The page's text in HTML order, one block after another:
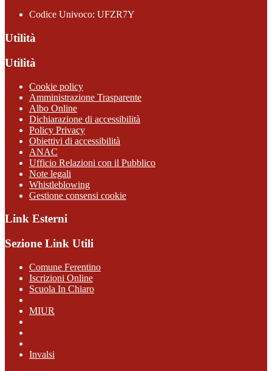
Codice Univoco: UFZR7Y
Utilità
Utilità
Cookie policy
Amministrazione Trasparente
Albo Online
Dichiarazione di accessibilità
Policy Privacy
Obiettivi di accessibilità
ANAC
Ufficio Relazioni con il Pubblico
Note legali
Whistleblowing
Gestione consensi cookie
Link Esterni
Sezione Link Utili
Comune Ferentino
Iscrizioni Online
Scuola In Chiaro
MIUR
Invalsi